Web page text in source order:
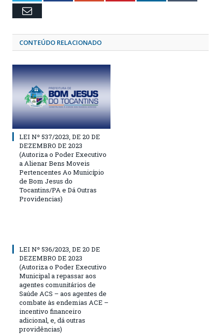
Email
CONTEÚDO RELACIONADO
LEI Nº 537/2023, DE 20 DE
DEZEMBRO DE 2023
(Autoriza o Poder Executivo
a Alienar Bens Moveis
Pertencentes Ao Município
de Bom Jesus do
Tocantins/PA e Dá Outras
Providencias)
LEI Nº 536/2023, DE 20 DE
DEZEMBRO DE 2023
(Autoriza o Poder Executivo
Municipal a repassar aos
agentes comunitários de
Saúde ACS – aos agentes de
combate às endemias ACE –
incentivo financeiro
adicional, e, dá outras
providências)